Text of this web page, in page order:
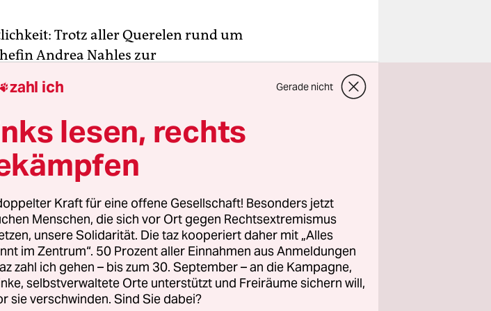
Trotz aller Querelen rund um
Andrea Nahles zur
Arbeitskreis will Themen rund
(Pferd) beackern und die
totreiten. „Wir wollen
als Steigbügelhalter für
vom hohen Ross herab“, erklärt
„Das Tier selbst mag
der Sprache hingegen tritt uns
und Dieter Stier (beide CDU) sowie
mit dem Pferd geht. „Das ist natürlich
zahl ich Gerade nicht
lesen, rechts
Kraft für eine offene Gesellschaft! Besonders jetzt
Menschen, die sich vor Ort gegen Rechtsextremismus
unsere Solidarität. Die taz kooperiert daher mit „Alles
im Zentrum“. 50 Prozent aller Einnahmen aus Anmeldungen
zahl ich gehen – bis zum 30. September – an die Kampagne,
selbstverwaltete Orte unterstützt und Freiräume sichern will,
sie verschwinden. Sind Sie dabei?